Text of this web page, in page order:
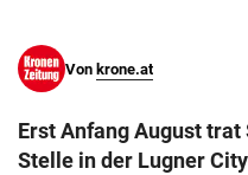
Von krone.at
Erst Anfang August
Stelle in der Lugner